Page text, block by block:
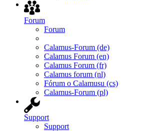
Forum
Forum
Calamus-Forum (de)
Calamus Forum (en)
Calamus Forum (fr)
Calamus forum (nl)
Fórum o Calamusu (cs)
Calamus-Forum (pl)
Support
Support